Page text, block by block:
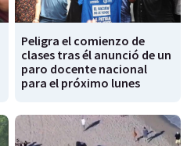
Peligra el comienzo de
clases tras él anunció de un
paro docente nacional
para el próximo lunes